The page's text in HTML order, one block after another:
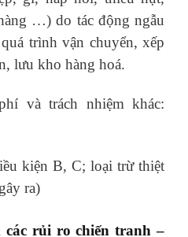
…) do tác động ngẫu
trình vận chuyển, xếp
lưu kho hàng hoá.
và trách nhiệm khác:
kiện B, C; loại trừ thiệt
ra)
các rủi ro chiến tranh –